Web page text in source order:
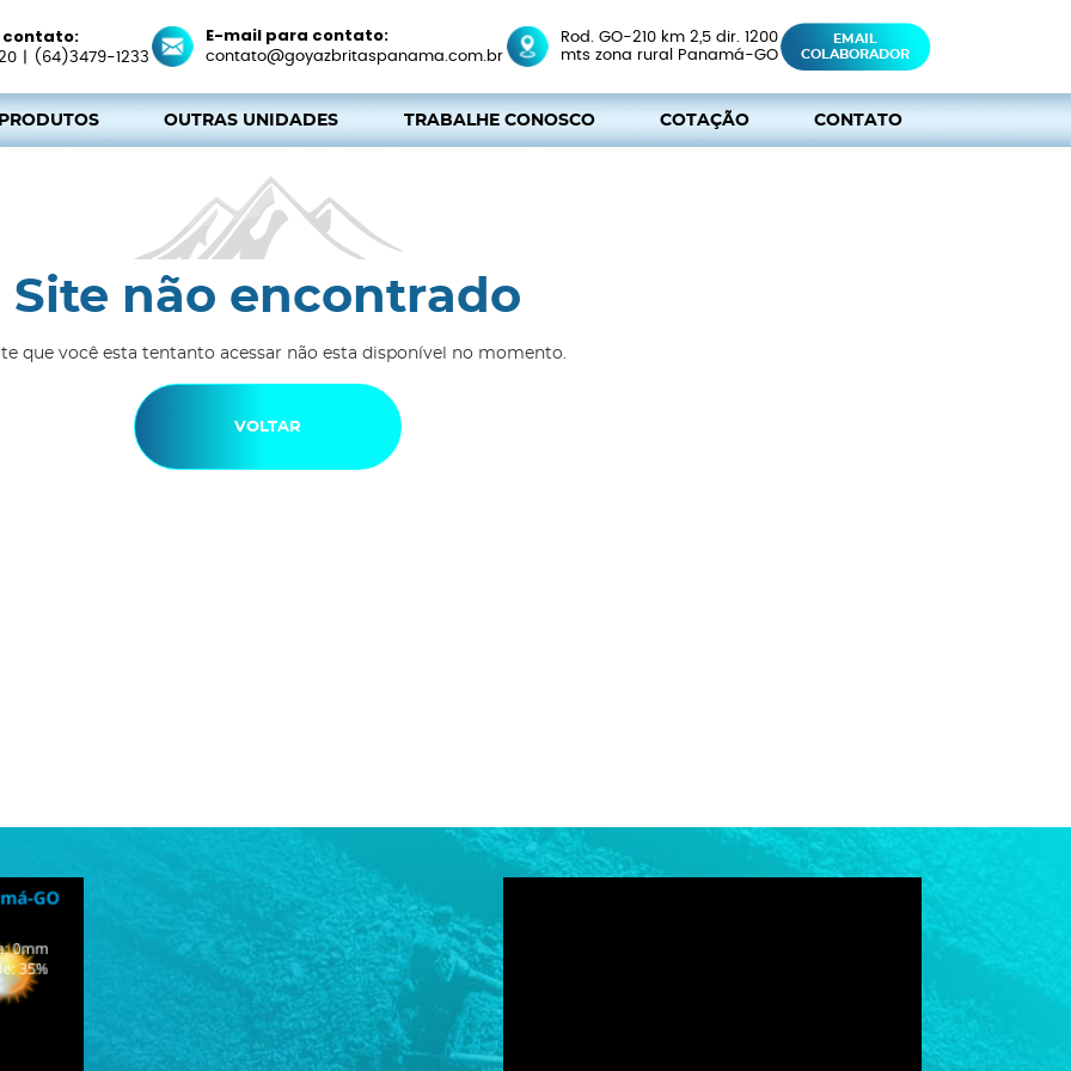
contato:
(64)3479-1233
E-mail para contato:
contato@goyazbritaspanama.com.br
Rod. GO-210 km 2,5 dir. 1200
mts zona rural Panamá-GO
EMAIL
COLABORADOR
OUTRAS UNIDADES TRABALHE CONOSCO COTAÇÃO CONTATO
Site não encontrado
que você esta tentanto acessar não esta disponível no momento.
VOLTAR